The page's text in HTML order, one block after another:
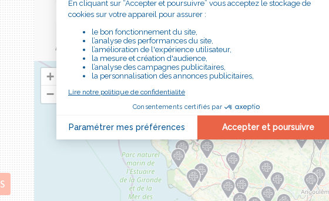
AFFICHER :
ACCUEILS
ACCUEILS DE JOUR
ANIMATION-
ADMINISTRATION
BOUTIQUES SOLIDAIRES
ÉPICERIES SOLIDAIRES
JARDINS SOLIDAIRES
GROUPES CONVIVIAUX
+
−